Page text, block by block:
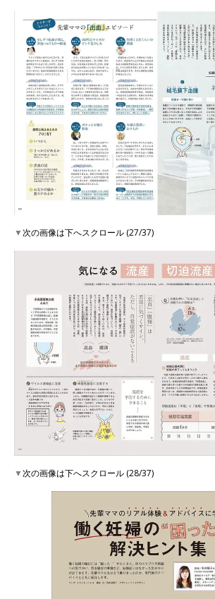
▼次の画像は下へスクロール (27/37)
▼次の画像は下へスクロール (28/37)